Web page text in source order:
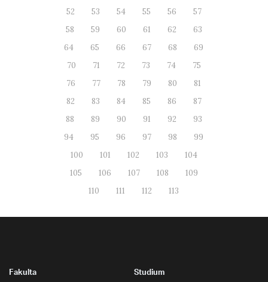
52
53 54 55 56
57
58
59 60 61 62
63
64
65 66 67 68
69
70
71 72 73 74
75
76
77 78 79 80
81
82
83 84 85 86
87
88
89 90 91 92
93
94
95 96 97 98
99
100
101 102 103
104
105
106 107 108
109
110
111 112 113
Fakulta Studium